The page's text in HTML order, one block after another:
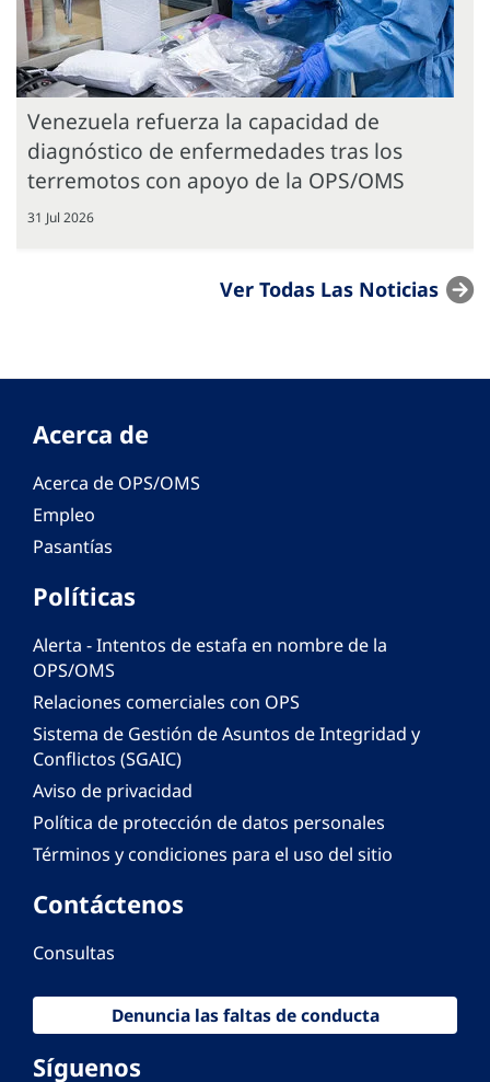
Venezuela refuerza la capacidad de
diagnóstico de enfermedades tras los
terremotos con apoyo de la OPS/OMS
31 Jul 2026
Ver Todas Las Noticias
Acerca de
Acerca de OPS/OMS
Empleo
Pasantías
Políticas
Alerta - Intentos de estafa en nombre de la
OPS/OMS
Relaciones comerciales con OPS
Sistema de Gestión de Asuntos de Integridad y
Conflictos (SGAIC)
Aviso de privacidad
Política de protección de datos personales
Términos y condiciones para el uso del sitio
Contáctenos
Consultas
Denuncia las faltas de conducta
Síguenos